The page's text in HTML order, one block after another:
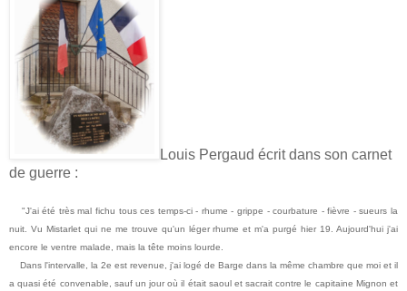
Louis Pergaud écrit dans son carnet
de guerre :
"J'ai été très mal fichu tous ces temps-ci - rhume - grippe - courbature - fièvre - sueurs la
nuit. Vu Mistarlet qui ne me trouve qu'un léger rhume et m'a purgé hier 19. Aujourd'hui j'ai
encore le ventre malade, mais la tête moins lourde.
Dans l'intervalle, la 2e est revenue, j'ai logé de Barge dans la même chambre que moi et il
a quasi été convenable, sauf un jour où il était saoul et sacrait contre le capitaine Mignon et